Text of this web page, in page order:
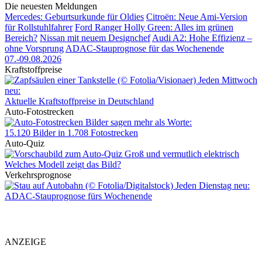
Die neuesten Meldungen
Mercedes: Geburtsurkunde für Oldies Citroën: Neue Ami-Version
für Rollstuhlfahrer Ford Ranger Holly Green: Alles im grünen
Bereich? Nissan mit neuem Designchef Audi A2: Hohe Effizienz –
ohne Vorsprung ADAC-Stauprognose für das Wochenende
07.-09.08.2026
Kraftstoffpreise
Jeden Mittwoch
neu:
Aktuelle Kraftstoffpreise in Deutschland
Auto-Fotostrecken
Bilder sagen mehr als Worte:
15.120 Bilder in 1.708 Fotostrecken
Auto-Quiz
Groß und vermutlich elektrisch
Welches Modell zeigt das Bild?
Verkehrsprognose
Jeden Dienstag neu:
ADAC-Stauprognose fürs Wochenende
ANZEIGE